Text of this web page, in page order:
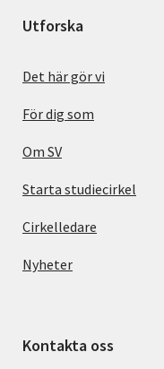
Utforska
Det här gör vi
För dig som
Om SV
Starta studiecirkel
Cirkelledare
Nyheter
Kontakta oss